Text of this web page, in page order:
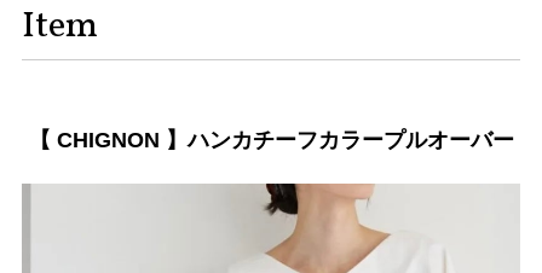
Item
【 CHIGNON 】ハンカチーフカラープルオーバー